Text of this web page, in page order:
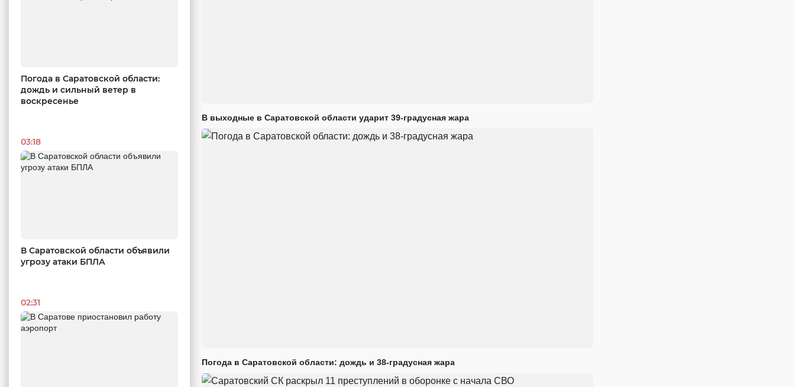
Погода в Саратовской области:
дождь и сильный ветер в
воскресенье
03:18
В Саратовской области объявили
угрозу атаки БПЛА
02:31
В выходные в Саратовской области ударит 39-градусная жара
Погода в Саратовской области: дождь и 38-градусная жара